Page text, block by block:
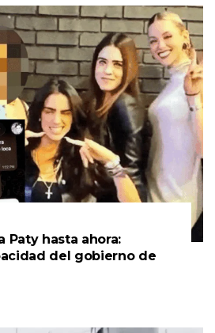
Paty hasta ahora:
del gobierno de